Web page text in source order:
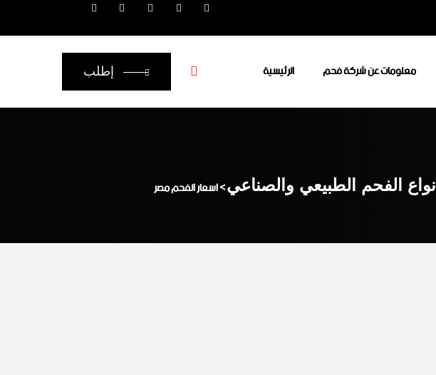
الرئيسية معلومات عن شركة فحم إطلب
أنواع الفحم الطبيعي والصناعي>اسعار الفحم مصر